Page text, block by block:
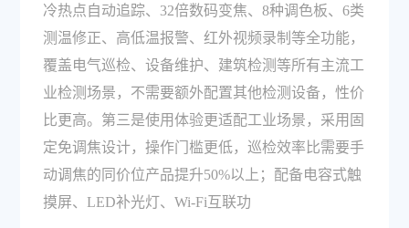
冷热点自动追踪、32倍数码变焦、8种调色板、6类
测温修正、高低温报警、红外视频录制等全功能，
覆盖电气巡检、设备维护、建筑检测等所有主流工
业检测场景，不需要额外配置其他检测设备，性价
比更高。第三是使用体验更适配工业场景，采用固
定免调焦设计，操作门槛更低，巡检效率比需要手
动调焦的同价位产品提升50%以上；配备电容式触
摸屏、LED补光灯、Wi-Fi互联功